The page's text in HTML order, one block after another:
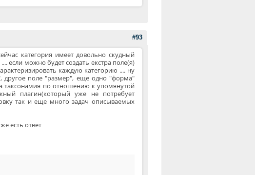
#93
категория имеет довольно скудный
если можно будет создать екстра поле(я)
каждую категорию .... ну
другое поле "размер", еще одно "форма"
таксонамия по отношению к упомянутой
плагин(который уже не потребует
так и еще много задач описываемых
есть ответ